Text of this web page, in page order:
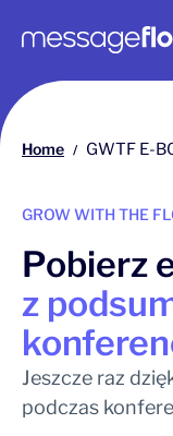
Główna nawigacja
Home / GWTF E-
GROW WITH THE
Pobierz
z
Jeszcze raz
podczas